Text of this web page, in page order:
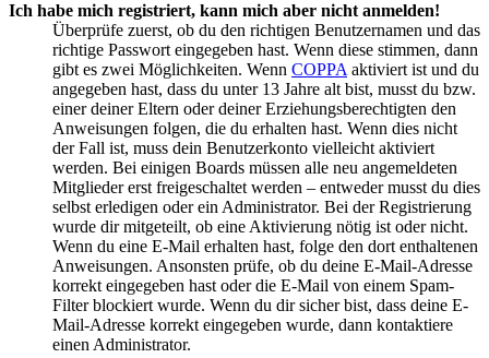
Ich habe mich registriert, kann mich aber nicht anmelden!
Überprüfe zuerst, ob du den richtigen Benutzernamen und das
richtige Passwort eingegeben hast. Wenn diese stimmen, dann
gibt es zwei Möglichkeiten. Wenn COPPA aktiviert ist und du
angegeben hast, dass du unter 13 Jahre alt bist, musst du bzw.
einer deiner Eltern oder deiner Erziehungsberechtigten den
Anweisungen folgen, die du erhalten hast. Wenn dies nicht
der Fall ist, muss dein Benutzerkonto vielleicht aktiviert
werden. Bei einigen Boards müssen alle neu angemeldeten
Mitglieder erst freigeschaltet werden – entweder musst du dies
selbst erledigen oder ein Administrator. Bei der Registrierung
wurde dir mitgeteilt, ob eine Aktivierung nötig ist oder nicht.
Wenn du eine E-Mail erhalten hast, folge den dort enthaltenen
Anweisungen. Ansonsten prüfe, ob du deine E-Mail-Adresse
korrekt eingegeben hast oder die E-Mail von einem Spam-
Filter blockiert wurde. Wenn du dir sicher bist, dass deine E-
Mail-Adresse korrekt eingegeben wurde, dann kontaktiere
einen Administrator.